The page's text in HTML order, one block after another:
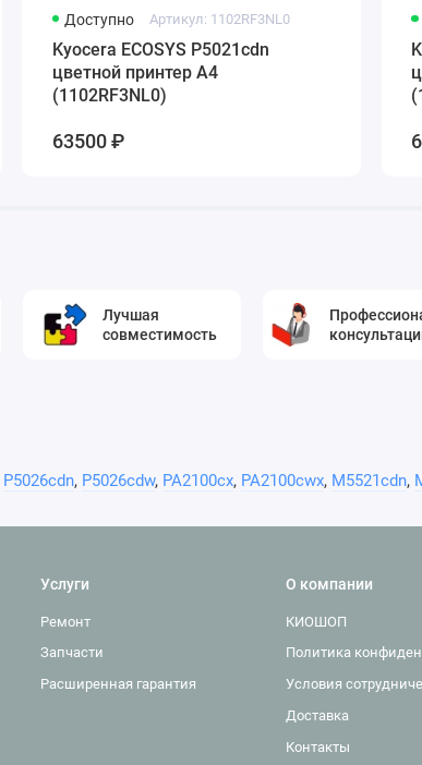
Доступно Артикул: 1102RF3NL0
Kyocera ECOSYS P5021cdn
цветной принтер A4
(1102RF3NL0)
63500 ₽
Лучшая
совместимость
P5026cdn, P5026cdw, PA2100cx, PA2100cwx, M5521cdn,
Услуги
Ремонт
Запчасти
Расширенная гарантия
О компании
КИОШОП
Политика
Условия
Доставка
Контакты